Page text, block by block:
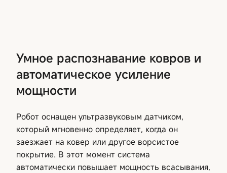
Умное распознавание ковров и
автоматическое усиление
мощности
Робот оснащен ультразвуковым датчиком,
который мгновенно определяет, когда он
заезжает на ковер или другое ворсистое
покрытие. В этот момент система
автоматически повышает мощность всасывания,